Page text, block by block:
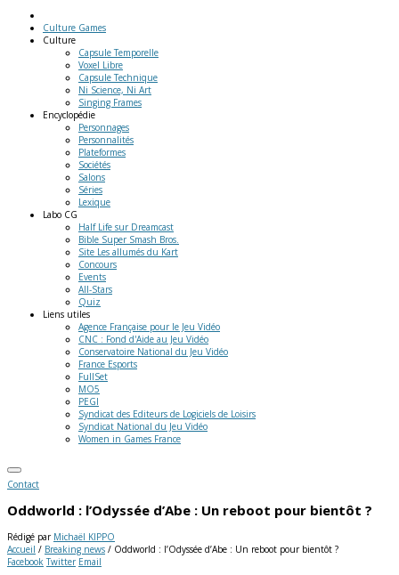
Culture Games
Culture
Capsule Temporelle
Voxel Libre
Capsule Technique
Ni Science, Ni Art
Singing Frames
Encyclopédie
Personnages
Personnalités
Plateformes
Sociétés
Salons
Séries
Lexique
Labo CG
Half Life sur Dreamcast
Bible Super Smash Bros.
Site Les allumés du Kart
Concours
Events
All-Stars
Quiz
Liens utiles
Agence Française pour le Jeu Vidéo
CNC : Fond d'Aide au Jeu Vidéo
Conservatoire National du Jeu Vidéo
France Esports
FullSet
MO5
PEGI
Syndicat des Editeurs de Logiciels de Loisirs
Syndicat National du Jeu Vidéo
Women in Games France
Contact
Oddworld : l’Odyssée d’Abe : Un reboot pour bientôt ?
Rédigé par Michaël KIPPO
Accueil / Breaking news / Oddworld : l’Odyssée d’Abe : Un reboot pour bientôt ?
Facebook Twitter Email